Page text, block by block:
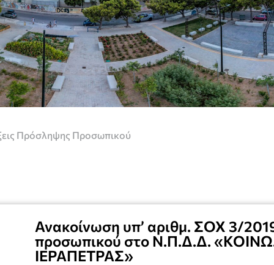
Πρόσληψης Προσωπικού
Ανακοίνωση υπ’ αριθμ. ΣΟΧ 3/
προσωπικού στο Ν.Π.Δ.Δ.
ΙΕΡΑΠΕΤΡΑΣ»